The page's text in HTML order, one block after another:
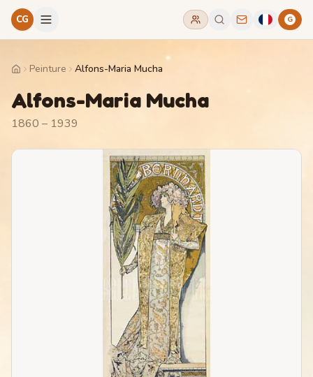
CG G
HomePeinture Alfons-Maria Mucha
Alfons-Maria Mucha
1860 – 1939